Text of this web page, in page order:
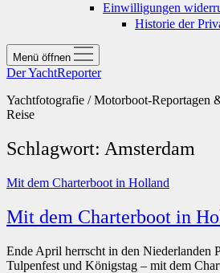
Einwilligungen
Historie der
Menü öffnen
Der YachtReporter
Yachtfotografie / Motorboot-Reportagen
Reise
Schlagwort: Amsterdam
Mit dem Charterboot in Holland
Mit dem Charterboot in
Ende April herrscht in den Niederlanden
Tulpenfest und Königstag – mit dem